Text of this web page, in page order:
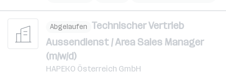
Abgelaufen Technischer Vertrieb
Aussendienst / Area Sales Manager
(m/w/d)
HAPEKO Österreich GmbH